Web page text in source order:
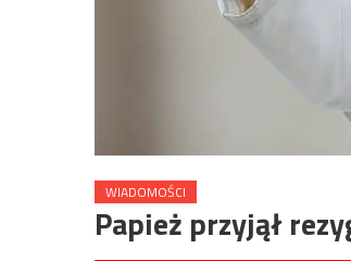
WIADOMOŚCI
Papież przyjął